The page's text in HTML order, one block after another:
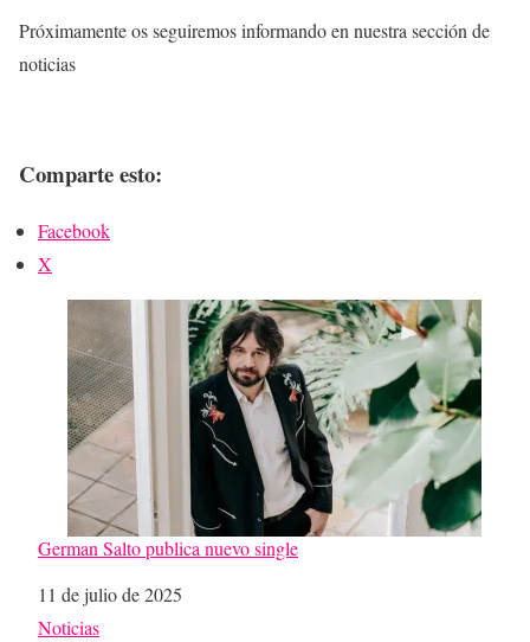
Próximamente os seguiremos informando en nuestra sección de
noticias
Comparte esto:
Facebook
X
German Salto publica nuevo single
Fecha
11 de julio de 2025
Respecto a
Noticias